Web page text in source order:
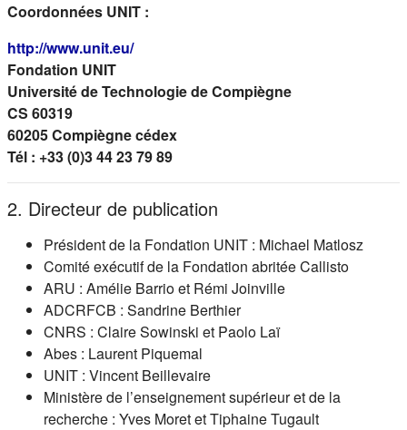
Coordonnées UNIT :
http://www.unit.eu/(s'ouvre dans un nouvel onglet)
Fondation UNIT
Université de Technologie de Compiègne
CS 60319
60205 Compiègne cédex
Tél : +33 (0)3 44 23 79 89
2. Directeur de publication
Président de la Fondation UNIT : Michael Matlosz
Comité exécutif de la Fondation abritée Callisto
ARU : Amélie Barrio et Rémi Joinville
ADCRFCB : Sandrine Berthier
CNRS : Claire Sowinski et Paolo Laï
Abes : Laurent Piquemal
UNIT : Vincent Beillevaire
Ministère de l’enseignement supérieur et de la
recherche : Yves Moret et Tiphaine Tugault